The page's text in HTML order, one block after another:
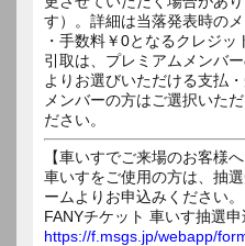
す）。詳細は当落発表時の
・手数料￥0となるクレジ
引取は、プレミアムメンバ
よりお選びいただける支払
メンバーの方はご選択いた
ださい。
【車いすでご来場のお客様へ
車いすをご使用の方は、抽
ームよりお申込みください。
FANYチケット 車いす抽選申
https://f.msgs.jp/webapp/